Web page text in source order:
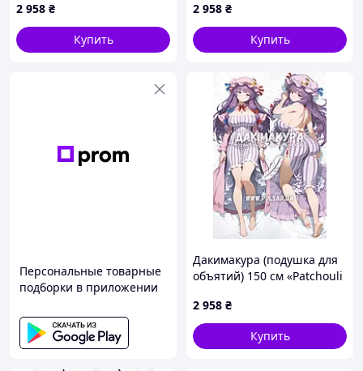
Madoka Kaname
2 958 ₴
Купить
2 958 ₴
Купить
Персональные товарные
подборки в приложении
Дакимакура (подушка для
объятий) 150 см «Patchouli
tape 3
2 958 ₴
Купить